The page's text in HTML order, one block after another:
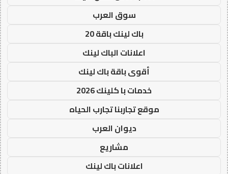
سوق العرب
باك لينك باقة 20
اعلانات الباك لينك
أقوى باقة باك لينك
خدمات با كلينك 2026
موقع تجاربنا تجارب الحياه
ديوان العرب
مشاريع
اعلانات باك لينك